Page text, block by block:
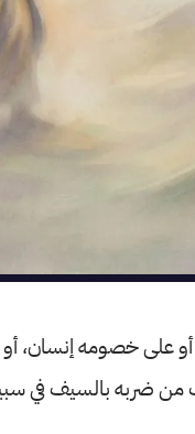
أو على خصومه إنسان،
ضربه بالسيف في